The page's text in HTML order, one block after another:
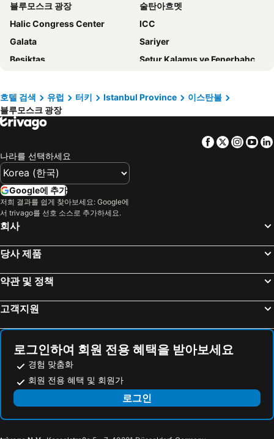
Titanic City Taksim
네오리온 호텔
Union Hotel
호텔 아카디아 블루 이스탄불
Dosso Dossi Hotels & Spa Downtown
Fer Hotel
Ring Stone Hotels Old City
Hampton By Hilton Istanbul Sirkeci
스토리스 호텔 쿰바라치
더블트리 바이 힐튼 이스탄불 톱카피
Marlon Hotel
Elite World Comfy İstanbul Taksim
베르제르 부티크 호텔 & 스파 - 부티크 클래스
Atik Suite Taksim
아수르 호텔 - 부티크 클래스
Crowne Plaza Istanbul Old City
텐 룸 이스탄불 호텔 - 어른 전용
미사피르 스위트 8 이스탄불
Kare Hotel Sultanahmet
Seyithan Palace Hotel
Hagia Sofia Mansions Istanbul, Curio Collection by Hilton
포시즌스 호텔 이스탄불 앳 술탄아메트
The Million Stone Hotel
비즈 세바히르 호텔 술타나메트
디 앤드 호텔 이스탄불 - 스페셜 클래스
Hotel Saint Sophia
오토만 호텔 임페리얼 - 스페셜 클래스
Sura Design Hotel & Suites
블루모스크 광장
술탄아흐멧
Halic Congress Center
ICC
Galata
Sariyer
Besiktas
Setur Kalamış ve Fenerbahçe Marina
Aksaray Metro Station
보스포로스
Istanbul Airport
Sirkeci Tren Gari
Yoros Castle
Tuyap International Fair Center
Mausoleul Mustafa & Sultan Ibrahim
Halide Edip Adivar
Turkish and Islamic Arts Museum
Fountain of Ahmed III
Obelisk of Theodosius
Soğuk Çeşme Sokak
Great Palace Mosaic Museum
Haydarpasa Limani
Bozuyuk Tren Gari
EKSPOMED
Ambarli Limanı
Bahcelievler Metro Station
Naturkoy
호텔 검색 유럽 터키 Istanbul Province
이스탄불
블루모스크 광장
Facebook
Twitter
나라를 선택하세요
Google에 추가
저희 결과를 쉽게 찾아보세요: Google에
서 trivago를 선호 소스로 추가하세요.
회사
당사 제품
약관 및 정책
고객지원
로그인하여 회원 전용 혜택을 받아보세요
경험 맞춤화
회원 전용 혜택 및 회원가
로그인